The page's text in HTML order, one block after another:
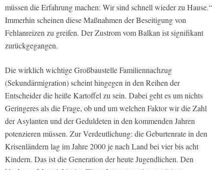
müssen die Erfahrung machen: Wir sind schnell wieder zu Hause.“
Immerhin scheinen diese Maßnahmen der Beseitigung von
Fehlanreizen zu greifen. Der Zustrom vom Balkan ist signifikant
zurückgegangen.
Die wirklich wichtige Großbaustelle Familiennachzug
(Sekundärmigration) scheint hingegen in den Reihen der
Entscheider die heiße Kartoffel zu sein. Dabei geht es um nichts
Geringeres als die Frage, ob und um welchen Faktor wir die Zahl
der Asylanten und der Geduldeten in den kommenden Jahren
potenzieren müssen. Zur Verdeutlichung: die Geburtenrate in den
Krisenländern lag im Jahre 2000 je nach Land bei vier bis acht
Kindern. Das ist die Generation der heute Jugendlichen. Den